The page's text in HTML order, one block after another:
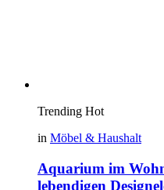
Trending Hot
in Möbel & Haushalt
Aquarium im
lebendigen